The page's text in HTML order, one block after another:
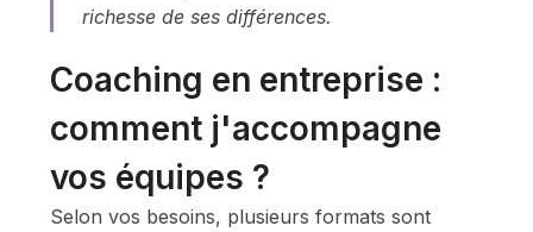
richesse de ses différences.
Coaching en entreprise :
comment j'accompagne
vos équipes ?
Selon vos besoins, plusieurs formats sont